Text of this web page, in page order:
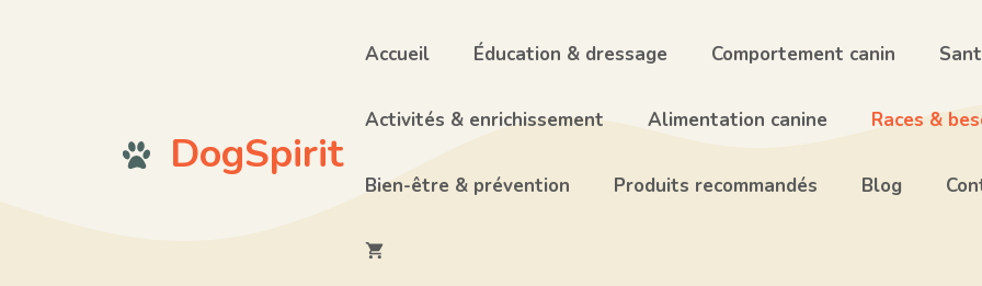
DogSpirit
Accueil Éducation & dressage Comportement canin
Activités & enrichissement Alimentation canine Races &
Bien-être & prévention Produits recommandés Blog